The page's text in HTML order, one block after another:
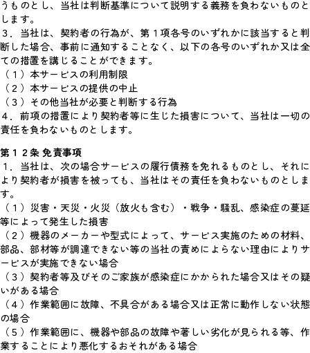
うものとし、当社は判断基準について説明する義務を負わないものと
します。
３．当社は、契約者の行為が、第１項各号のいずれかに該当すると判
断した場合、事前に通知することなく、以下の各号のいずれか又は全
ての措置を講じることができます。
（１）本サービスの利用制限
（２）本サービスの提供の中止
（３）その他当社が必要と判断する行為
４．前項の措置により契約者等に生じた損害について、当社は一切の
責任を負わないものとします。
第１２条 免責事項
１．当社は、次の場合サービスの履行債務を免れるものとし、それに
より契約者が損害を被っても、当社はその責任を負わないものとしま
す。
（１）災害・天災・火災（放火も含む）・戦争・騒乱、感染症の蔓延
等によって発生した損害
（２）機器のメーカーや型式によって、サービス実施のための材料、
部品、部材等が調達できない等の当社の責めによらない理由によりサ
ービスが実施できない場合
（３）契約者等及びそのご家族が感染症にかかられた場合又はその疑
いがある場合
（４）作業範囲に故障、不具合がある場合又は正常に動作しない状態
の場合
（５）作業範囲に、機器や部品の故障や著しい劣化が見られる等、作
業することにより悪化するおそれがある場合